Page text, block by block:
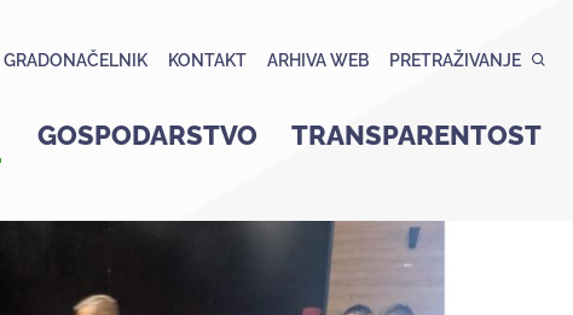
GRADONAČELNIK KONTAKT ARHIVA WEB PRETRAŽIVANJE
GOSPODARSTVO TRANSPARENTOST